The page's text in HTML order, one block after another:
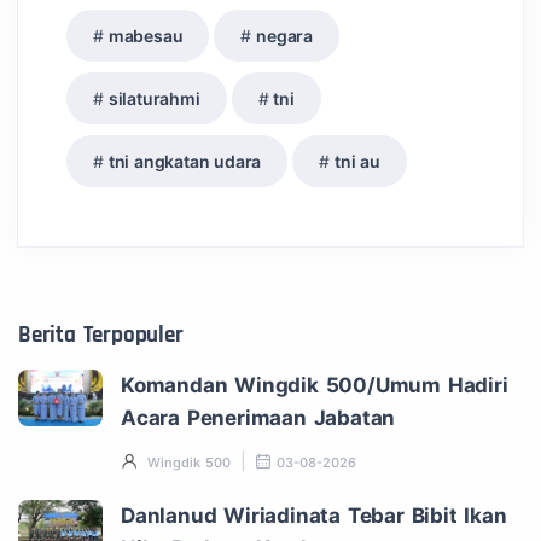
mabesau negara
silaturahmi tni
tni angkatan udara tni au
Berita Terpopuler
Komandan Wingdik 500/Umum Hadiri
Acara Penerimaan Jabatan
Wingdik 500 03-08-2026
Danlanud Wiriadinata Tebar Bibit Ikan